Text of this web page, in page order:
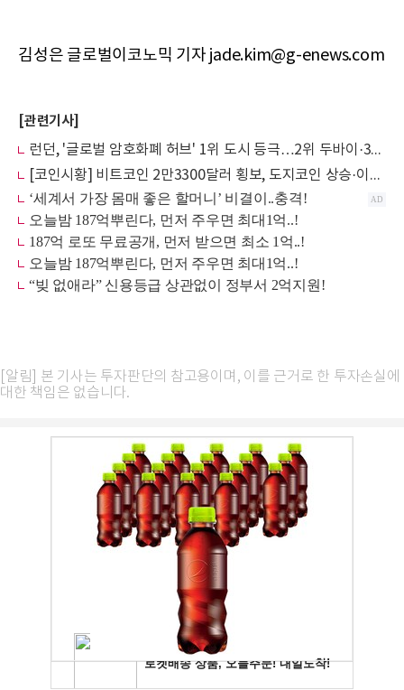
김성은 글로벌이코노믹 기자 jade.kim@g-enews.com
[관련기사]
런던, '글로벌 암호화폐 허브' 1위 도시 등극…2위 두바이·3위 뉴욕 순
[코인시황] 비트코인 2만3300달러 횡보, 도지코인 상승·이더리움↑1666달러
[알림] 본 기사는 투자판단의 참고용이며, 이를 근거로 한 투자손실에
대한 책임은 없습니다.